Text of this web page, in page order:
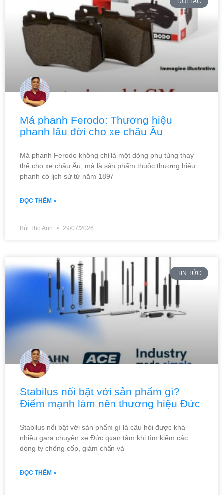
Má phanh Ferodo: Thương hiệu
phanh lâu đời cho xe châu Âu
Má phanh Ferodo không chỉ là một dòng phụ tùng thay
thế cho xe châu Âu, mà là sản phẩm thuộc thương hiệu
phanh có lịch sử từ năm 1897
ĐỌC THÊM »
Bùi Thọ Anh 29/07/2026
TIN TỨC
Stabilus nổi bật với sản phẩm gì?
Điểm mạnh làm nên thương hiệu Đức
Stabilus nổi bật với sản phẩm gì là câu hỏi được khá
nhiều gara chuyên xe Đức quan tâm khi tìm kiếm các
dòng ty chống cốp, giảm chấn và
ĐỌC THÊM »